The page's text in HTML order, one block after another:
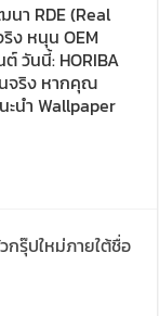
า RDE (Real
ง หนุน OEM
วันนี้: HORIBA
จริง หากคุณ
นำ Wallpaper
กรุ๊ปใหม่ภายใต้ชื่อ